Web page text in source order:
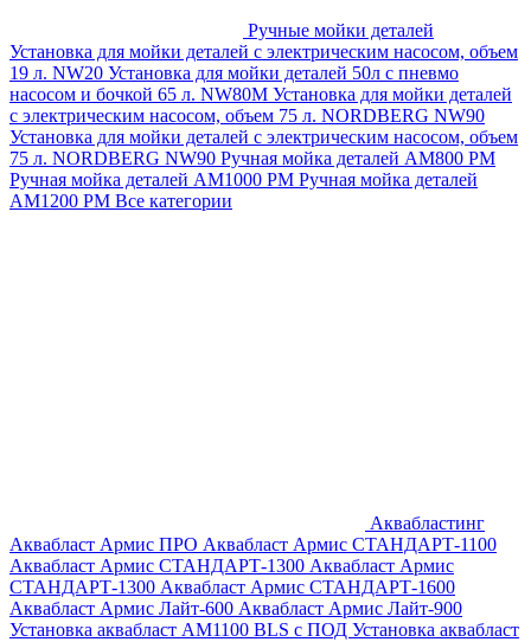
Ручные мойки деталей
Установка для мойки деталей с электрическим насосом, объем
19 л. NW20 Установка для мойки деталей 50л с пневмо
насосом и бочкой 65 л. NW80M Установка для мойки деталей
с электрическим насосом, объем 75 л. NORDBERG NW90
Установка для мойки деталей с электрическим насосом, объем
75 л. NORDBERG NW90 Ручная мойка деталей АМ800 РМ
Ручная мойка деталей АМ1000 РМ Ручная мойка деталей
АМ1200 РМ Все категории
Аквабластинг
Аквабласт Армис ПРО Аквабласт Армис СТАНДАРТ-1100
Аквабласт Армис СТАНДАРТ-1300 Аквабласт Армис
СТАНДАРТ-1300 Аквабласт Армис СТАНДАРТ-1600
Аквабласт Армис Лайт-600 Аквабласт Армис Лайт-900
Установка аквабласт AM1100 BLS с ПОД Установка аквабласт